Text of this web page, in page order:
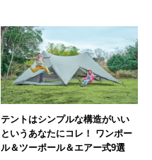
テントはシンプルな構造がいい
というあなたにコレ！ ワンポー
ル＆ツーポール＆エアー式9選